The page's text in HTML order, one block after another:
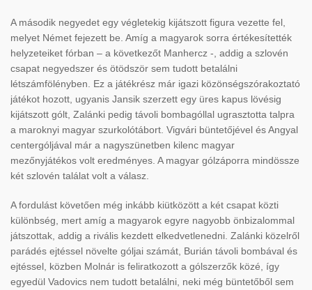
A második negyedet egy végletekig kijátszott figura vezette fel,
melyet Német fejezett be. Amíg a magyarok sorra értékesítették
helyzeteiket fórban – a következőt Manhercz -, addig a szlovén
csapat negyedszer és ötödször sem tudott betalálni
létszámfölényben. Ez a játékrész már igazi közönségszórakoztató
játékot hozott, ugyanis Jansik szerzett egy üres kapus lövésig
kijátszott gólt, Zalánki pedig távoli bombagóllal ugrasztotta talpra
a maroknyi magyar szurkolótábort. Vigvári büntetőjével és Angyal
centergóljával már a nagyszünetben kilenc magyar
mezőnyjátékos volt eredményes. A magyar gólzáporra mindössze
két szlovén találat volt a válasz.
A fordulást követően még inkább kiütközött a két csapat közti
különbség, mert amíg a magyarok egyre nagyobb önbizalommal
játszottak, addig a rivális kezdett elkedvetlenedni. Zalánki közelről
parádés ejtéssel növelte góljai számát, Burián távoli bombával és
ejtéssel, közben Molnár is feliratkozott a gólszerzők közé, így
egyedül Vadovics nem tudott betalálni, neki még büntetőből sem